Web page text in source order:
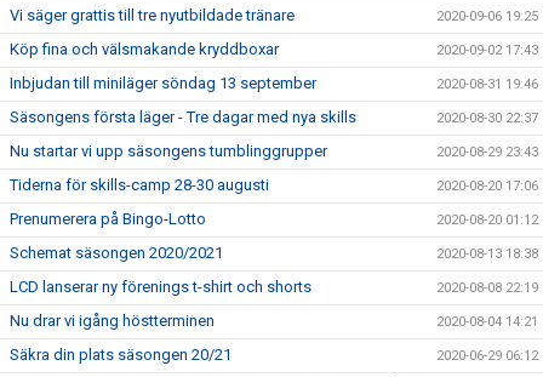
Vi säger grattis till tre nyutbildade tränare 2020-09-06 19:25
Köp fina och välsmakande kryddboxar 2020-09-02 17:43
Inbjudan till miniläger söndag 13 september 2020-08-31 19:46
Säsongens första läger - Tre dagar med nya skills 2020-08-30 22:37
Nu startar vi upp säsongens tumblinggrupper 2020-08-29 23:43
Tiderna för skills-camp 28-30 augusti 2020-08-20 17:06
Prenumerera på Bingo-Lotto 2020-08-20 01:12
Schemat säsongen 2020/2021 2020-08-13 18:38
LCD lanserar ny förenings t-shirt och shorts 2020-08-08 22:19
Nu drar vi igång höstterminen 2020-08-04 14:21
Säkra din plats säsongen 20/21 2020-06-29 06:12